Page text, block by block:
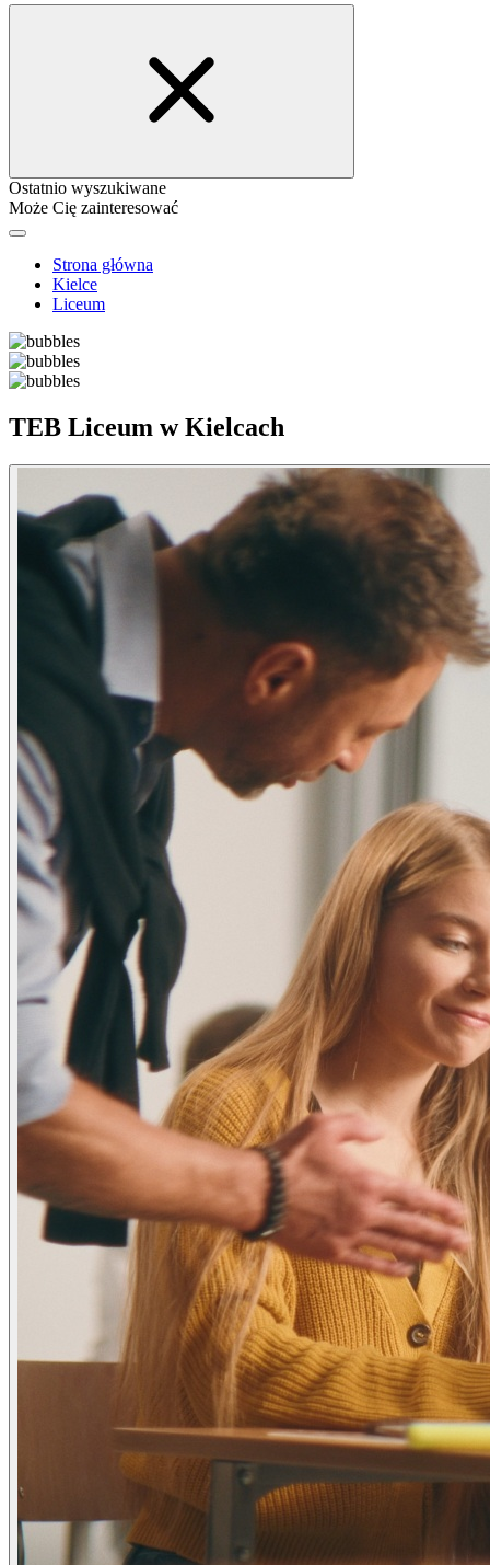
Ostatnio wyszukiwane
Może Cię zainteresować
Strona główna
Kielce
Liceum
TEB Liceum w Kielcach